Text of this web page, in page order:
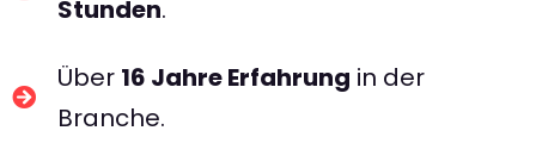
Stunden.
Über 16 Jahre Erfahrung in der
Branche.